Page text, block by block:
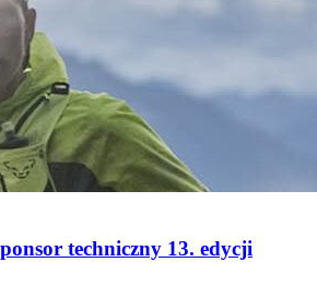
techniczny 13. edycji